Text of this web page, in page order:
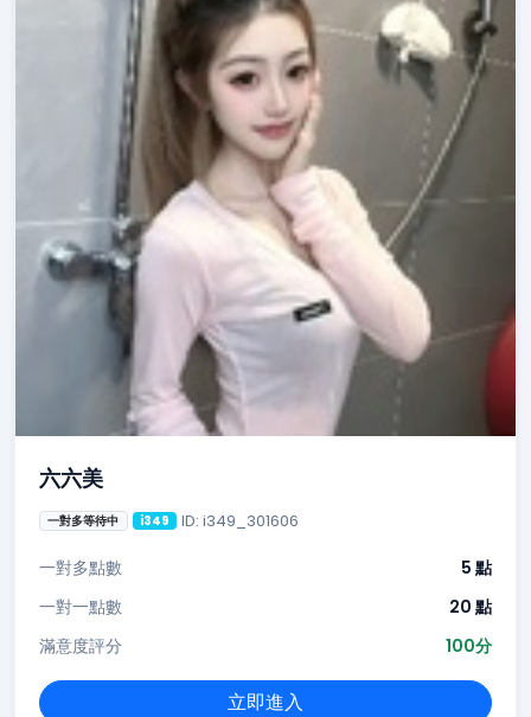
六六美
一對多等待中 i349 ID: i349_301606
一對多點數
5 點
一對一點數
20 點
滿意度評分
100分
立即進入